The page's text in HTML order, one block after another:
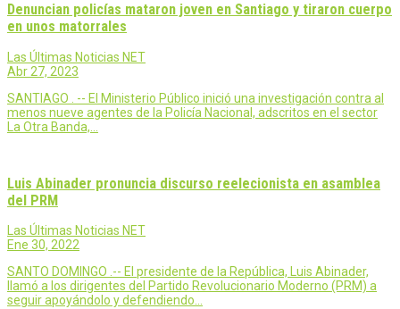
Denuncian policías mataron joven en Santiago y tiraron cuerpo
en unos matorrales
Las Últimas Noticias NET
Abr 27, 2023
SANTIAGO . -- El Ministerio Público inició una investigación contra al
menos nueve agentes de la Policía Nacional, adscritos en el sector
La Otra Banda,…
Luis Abinader pronuncia discurso reelecionista en asamblea
del PRM
Las Últimas Noticias NET
Ene 30, 2022
SANTO DOMINGO .-- El presidente de la República, Luis Abinader,
llamó a los dirigentes del Partido Revolucionario Moderno (PRM) a
seguir apoyándolo y defendiendo…